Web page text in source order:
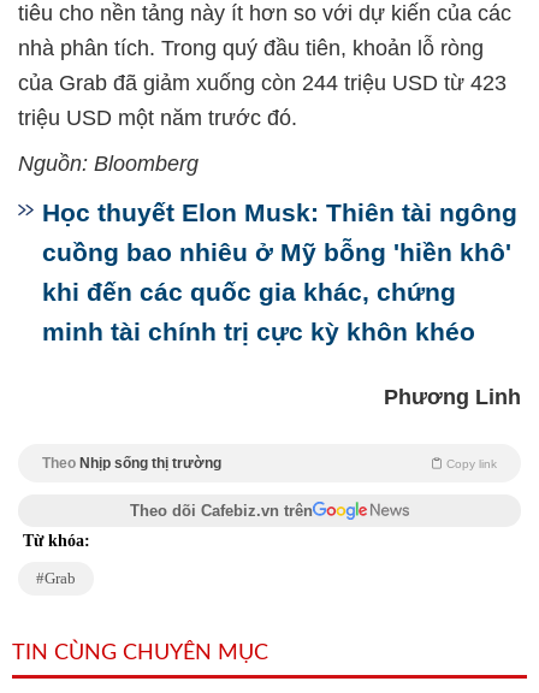
tiêu cho nền tảng này ít hơn so với dự kiến của các
nhà phân tích. Trong quý đầu tiên, khoản lỗ ròng
của Grab đã giảm xuống còn 244 triệu USD từ 423
triệu USD một năm trước đó.
Nguồn: Bloomberg
Học thuyết Elon Musk: Thiên tài ngông
cuồng bao nhiêu ở Mỹ bỗng 'hiền khô'
khi đến các quốc gia khác, chứng
minh tài chính trị cực kỳ khôn khéo
Phương Linh
Theo Nhịp sống thị trường Copy link
Theo dõi Cafebiz.vn trên
Từ khóa:
Grab
TIN CÙNG CHUYÊN MỤC